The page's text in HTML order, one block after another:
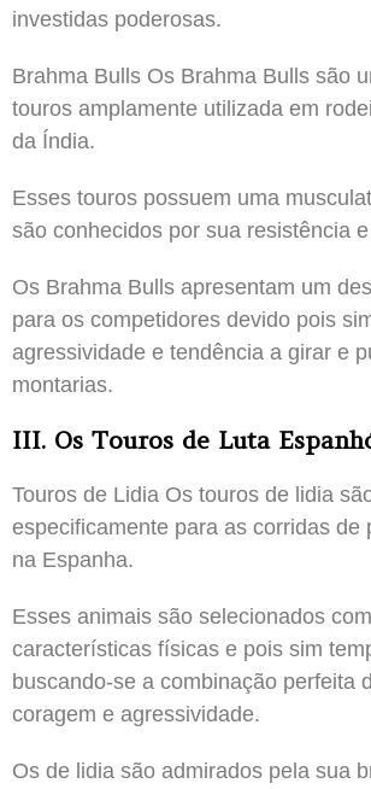
investidas poderosas.
Brahma Bulls Os Brahma Bulls são
touros amplamente utilizada em
da Índia.
Esses touros possuem uma
são conhecidos por sua resistência
Os Brahma Bulls apresentam um
para os competidores devido pois
agressividade e tendência a girar e
montarias.
III. Os Touros de Luta
Touros de Lidia Os touros de lidia
especificamente para as corridas de
na Espanha.
Esses animais são selecionados
características físicas e pois sim
buscando-se a combinação perfeita
coragem e agressividade.
Os de lidia são admirados pela sua